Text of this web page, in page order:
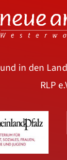
und in den
RLP